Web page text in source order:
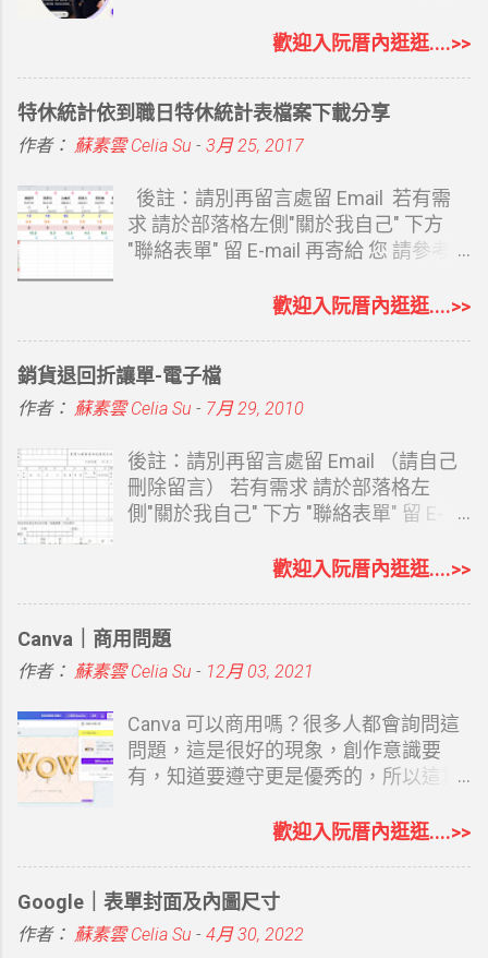
寄貨量大的，直接列印托運貼紙是最方
點陣式三聯複印託運單 新版 Kerry大榮
貨運點陣式三聯複印託運單 套印結果
貨運 印表機設定-邊界 Kerry大榮貨運 印
表機設定-紙張 Kerry大榮貨運 印表機設
定-版面配置 印表機 因為是複印式三
EPSON LQ-690C WORD 部份都已設定
建立自己的專屬網站 從 0 開始打造個人
Blogger 都有點難度，Canva 你也覺得
還要有想法，當然還有其他的 AI 工具可
受大家歡迎，常用、沒陌生感的
ChatGPT 也有了相對完整的網站功能。
說它完整是因為涵蓋了必要的 SEO 及想
OpenAI 於 2026 年 7 月 9 日宣布推出
建立、修改及發布網站。不需要懂
HTML、CSS，也不用購買主機或安裝
網站，就能透過對話逐步完成。 目前開
放給 Pro、Pro Lite、Edu 等帳號使用
者，Plus 帳號陸續開放中，免費帳號及
方說明中沒提及。 我是 Plus 帳號，
它我的部落格、形象網站、Instagram
與 YouTube 網址，請 ChatGPT Work 幫
構、版面設計、數位平台入口，到後續
修改字體、導覽列、按鈕與網址，都透
過對話完成。 ChatGPT Sites 的優點
用說太多，因為若你已是長期使用者，
平常對話中了解，並主動提供內容，做
出來的網址也滿足 SEO 要求，包括：
歡迎入阮厝內逛逛....>>
特休統計依到職日特休統計表檔案下載分享
作者： 蘇素雲 Celia Su - 3月 25, 2017
後註：請別再留言處留 Email 若有需
求 請於部落格左側"關於我自己" 下方
"聯絡表單" 留 E-mail 再寄給 您 請參考
說明 之前特休是以曆年制計算，假單統
到職日 計算及統整日期變的比較麻煩 用
EXCEL 弄了個簡易的特休統計表 一來方
來可以讓主管即時知道所有休假情況
（同一天太多人請假會很Orz) 想說好不
容易撥空才完成它，或許有人也有需
說明太長 ） １.第四列：滿年資為到去
格A11-A375 (106/1/1-106/12/31) 依每
個人到職日前一日作格式設定，提醒用
明 很重要關係到下個年度工作表的
正確，請務必看懂XD 第六列：為代公式
依到職年資代出來的特休日數（M1-
休日數，因為今年為起始年，所以這欄
休，已代公式計算 1/1日至到職日前
一日的天數 （若有新同事，此列公式需
歡迎入阮厝內逛逛....>>
銷貨退回折讓單-電子檔
作者： 蘇素雲 Celia Su - 7月 29, 2010
後註：請別再留言處留 Email （請自己
刪除留言） 若有需求 請於部落格左
側"關於我自己" 下方 "聯絡表單" 留 E-
讀： 使用表單索取檔案說明 銷貨退回折
雖然用的次數不多 但要用時可以方便的
用 也是不錯吧 費了一些心思以EXCEL
直接代入公式 分成二個工作表 銷貨退
回/進貨退出 大致說明: 1.日期部份可以
直接打 EX : 7/5 格式會自動成為99年7月
額 3.一份A4 可以印成二張 4.第二張代有
二個以上型號，應稅之 “ˇ”才需另外複製
下來 6.部份有代公式為免誤KEY入資料
歡迎入阮厝內逛逛....>>
Canva｜商用問題
作者： 蘇素雲 Celia Su - 12月 03, 2021
Canva 可以商用嗎？很多人都會詢問這
問題，這是很好的現象，創作意識要
有，知道要遵守更是優秀的，所以這算
問題。商用有好幾個面向，也很重要沒
在社群行銷，所以我們會理解那是一種
商業行為，想要確認清楚是正確的。與
歡迎入阮厝內逛逛....>>
Google｜表單封面及內圖尺寸
作者： 蘇素雲 Celia Su - 4月 30, 2022